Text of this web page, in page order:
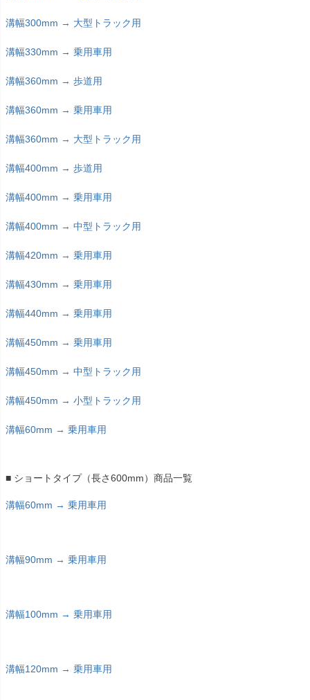
溝幅300mm → 大型トラック用
溝幅330mm → 乗用車用
溝幅360mm → 歩道用
溝幅360mm → 乗用車用
溝幅360mm → 大型トラック用
溝幅400mm → 歩道用
溝幅400mm → 乗用車用
溝幅400mm → 中型トラック用
溝幅420mm → 乗用車用
溝幅430mm → 乗用車用
溝幅440mm → 乗用車用
溝幅450mm → 乗用車用
溝幅450mm → 中型トラック用
溝幅450mm → 小型トラック用
溝幅60mm → 乗用車用
■ ショートタイプ（長さ600mm）商品一覧
溝幅60mm → 乗用車用
溝幅90mm → 乗用車用
溝幅100mm → 乗用車用
溝幅120mm → 乗用車用